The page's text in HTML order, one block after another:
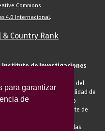
para garantizar
de
Commons
4.0 Internacional.
Instituto de Investigaciones
la UNAM, es responsable del
el registro de usted en calidad de
académica, conferencista o
visitante, proveedor o cliente de
exigidas legalmente o por las